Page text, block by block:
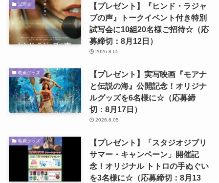
試写会
【プレゼント】『ヒンド・ラジャ
ブの声』トークイベント付き特別
試写会に10組20名様ご招待☆（応
募締切：8月12日）
2026.8.05
映画グッズ
【プレゼント】実写映画『モアナ
と伝説の海』公開記念！オリジナ
ルグッズを6名様に☆（応募締
切：8月17日）
2026.8.05
映画グッズ
【プレゼント】「スタジオジブリ
サマー・キャンペーン」開催記
念！オリジナル トトロの手ぬぐい
を3名様に☆（応募締切：8月13